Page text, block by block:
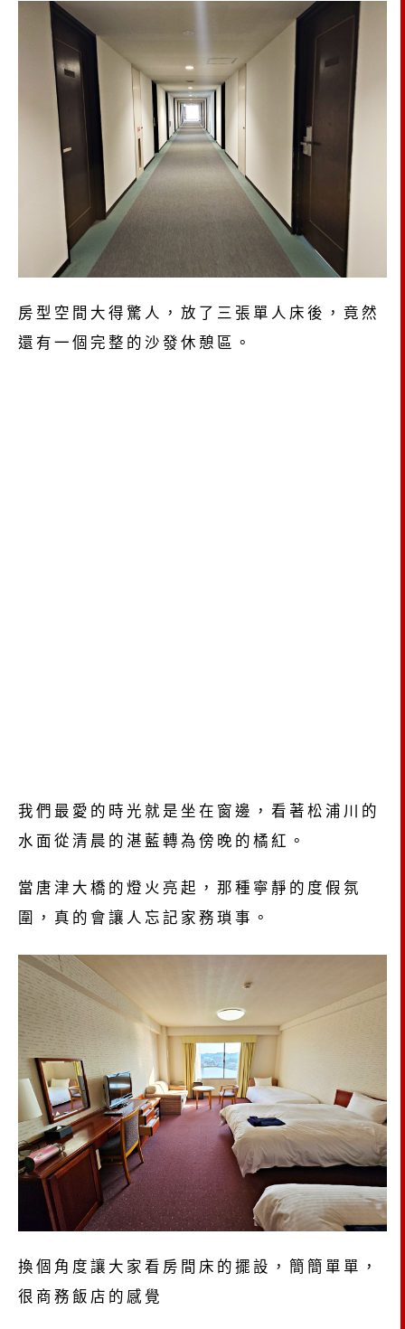
房型空間大得驚人，放了三張單人床後，竟然
還有一個完整的沙發休憩區。
我們最愛的時光就是坐在窗邊，看著松浦川的
水面從清晨的湛藍轉為傍晚的橘紅。
當唐津大橋的燈火亮起，那種寧靜的度假氛
圍，真的會讓人忘記家務瑣事。
換個角度讓大家看房間床的擺設，簡簡單單，
很商務飯店的感覺